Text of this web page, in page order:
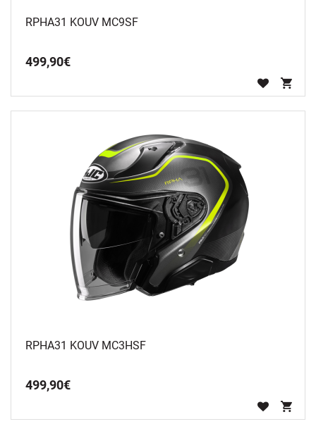
RPHA31 KOUV MC9SF
499,90€
RPHA31 KOUV MC3HSF
499,90€